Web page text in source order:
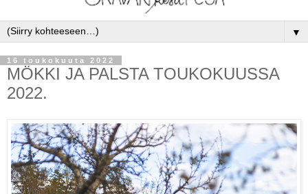
▼
16 toukokuuta 2022
MÖKKI JA PALSTA TOUKOKUUSSA
2022.